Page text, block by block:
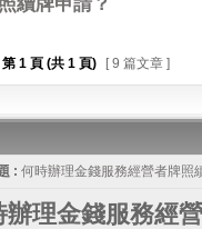
第 1 頁 (共 1 頁) [ 9 篇文章 ]
: 何時辦理金錢服務經營者牌照
辦理金錢服務經